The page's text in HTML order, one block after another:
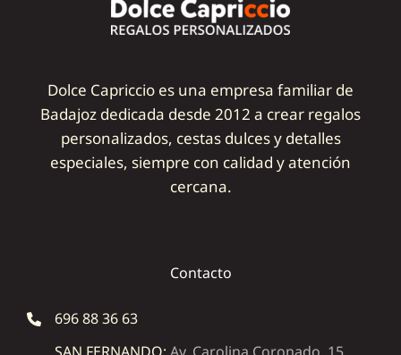
Dolce Capriccio es una empresa familiar de
Badajoz dedicada desde 2012 a crear regalos
personalizados, cestas dulces y detalles
especiales, siempre con calidad y atención
cercana.
Contacto
696 88 36 63